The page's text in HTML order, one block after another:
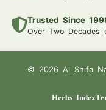
Trusted Since
Over Two Decades
© 2026 Al Shifa
Herbs Index